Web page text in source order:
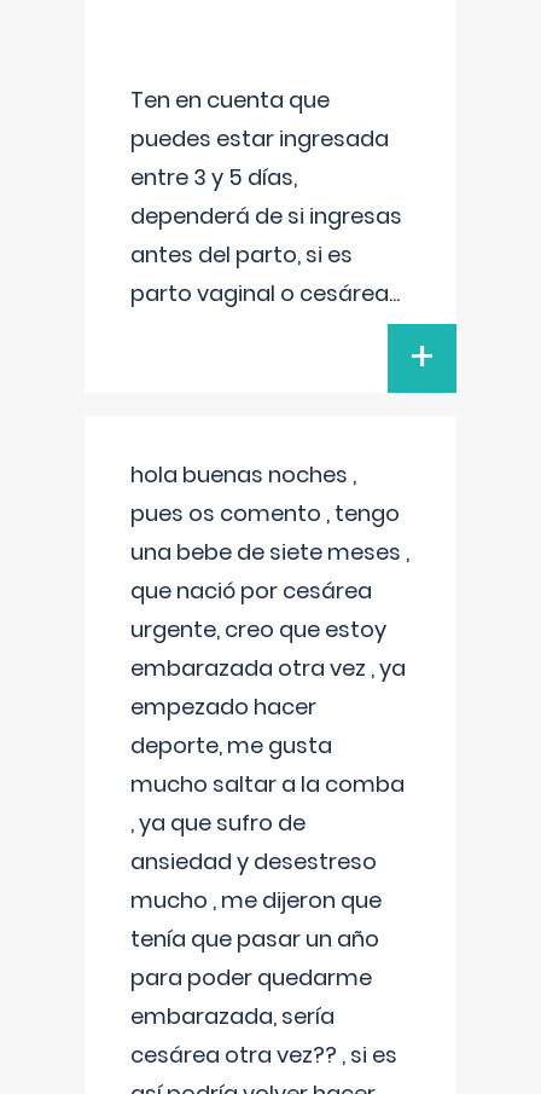
Ten en cuenta que
puedes estar ingresada
entre 3 y 5 días,
dependerá de si ingresas
antes del parto, si es
parto vaginal o cesárea...
+
hola buenas noches ,
pues os comento , tengo
una bebe de siete meses ,
que nació por cesárea
urgente, creo que estoy
embarazada otra vez , ya
empezado hacer
deporte, me gusta
mucho saltar a la comba
, ya que sufro de
ansiedad y desestreso
mucho , me dijeron que
tenía que pasar un año
para poder quedarme
embarazada, sería
cesárea otra vez?? , si es